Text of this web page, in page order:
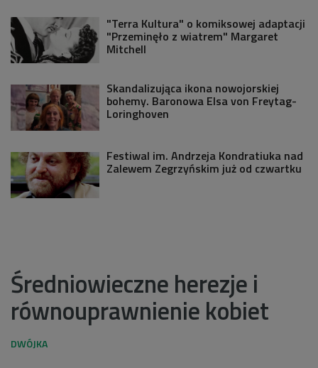
"Terra Kultura" o komiksowej adaptacji
"Przeminęło z wiatrem" Margaret
Mitchell
Skandalizująca ikona nowojorskiej
bohemy. Baronowa Elsa von Freytag-
Loringhoven
Festiwal im. Andrzeja Kondratiuka nad
Zalewem Zegrzyńskim już od czwartku
Średniowieczne herezje i
równouprawnienie kobiet